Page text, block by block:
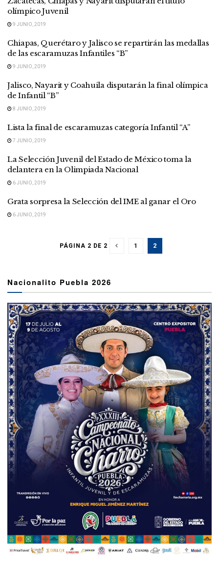
olímpico Juvenil
9 JUNIO, 2019
Chiapas, Querétaro y Jalisco se repartirán las medallas
de las escaramuzas Infantiles “B”
9 JUNIO, 2019
Jalisco, Nayarit y Coahuila disputarán la final olímpica
de Infantil “B”
8 JUNIO, 2019
Lista la final de escaramuzas categoría Infantil “A”
7 JUNIO, 2019
La Selección Juvenil del Estado de México toma la
delantera en la Olimpiada Nacional
6 JUNIO, 2019
Grata sorpresa la Selección del IME al ganar el Oro
6 JUNIO, 2019
PÁGINA 2 DE 2 1 2
Nacionalito Puebla 2026